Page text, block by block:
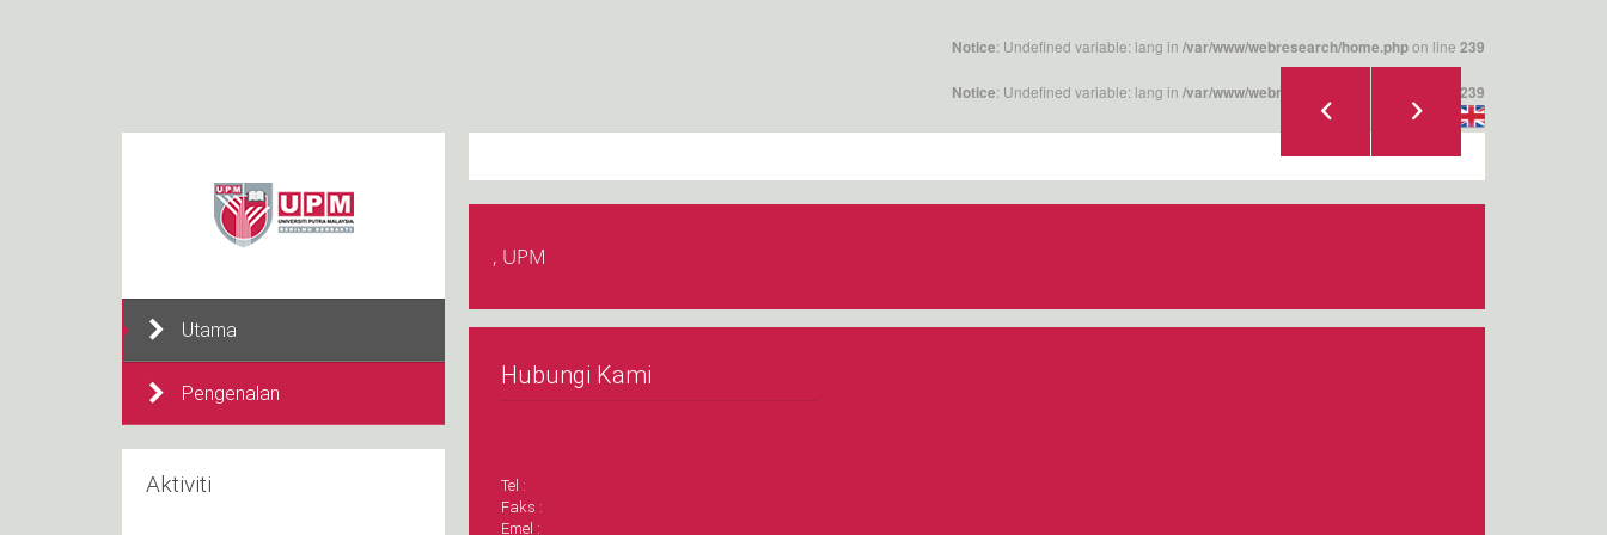
Notice: Undefined variable: lang in /var/www/webresearch/home.phpon line 239
Notice: Undefined variable: lang in /var/www/webresearch/home.php 239
Utama
Pengenalan
Aktiviti
, UPM
Hubungi Kami
Tel :
Faks :
Emel :